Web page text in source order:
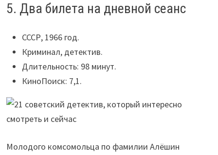
5. Два билета на дневной сеанс
СССР, 1966 год.
Криминал, детектив.
Длительность: 98 минут.
КиноПоиск: 7,1.
Молодого комсомольца по фамилии Алёшин